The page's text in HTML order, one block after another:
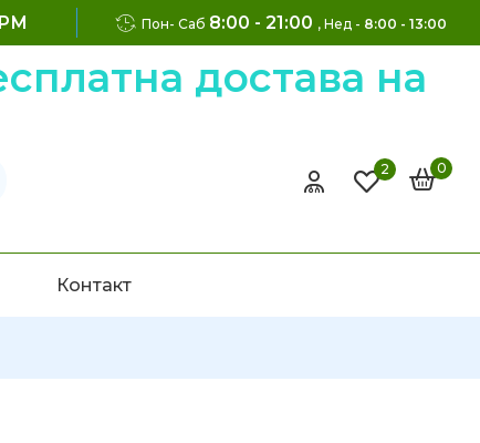
Пон- Саб 8:00 - 21:00 , Нед - 8:00 - 13:00
достава на
2 0
Контакт